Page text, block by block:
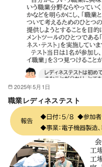
2025年5月1日
職業レディネステスト